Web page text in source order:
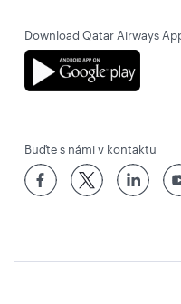
Download Qatar Airways
Buďte s námi v kontaktu